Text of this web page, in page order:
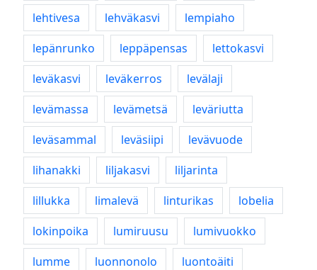
lehtivesa
lehväkasvi
lempiaho
lepänrunko
leppäpensas
lettokasvi
leväkasvi
leväkerros
levälaji
levämassa
levämetsä
leväriutta
leväsammal
leväsiipi
levävuode
lihanakki
liljakasvi
liljarinta
lillukka
limalevä linturikas
lobelia
lokinpoika
lumiruusu
lumivuokko
lumme
luonnonolo
luontoäiti